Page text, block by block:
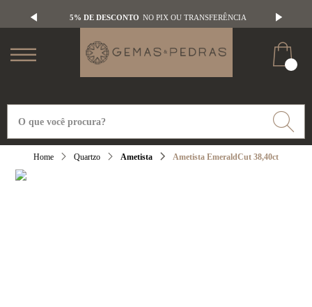
5% DE DESCONTO NO PIX OU TRANSFERÊNCIA
Quartzo Ametista Ametista EmeraldCut 38,40ct